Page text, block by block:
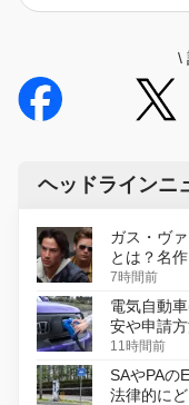
\
ヘッドラインニ
ガス・ヴ
とは？名
初のデジ
7時間前
電気自動
安や申請
11時間前
SAやPAの
法律的に